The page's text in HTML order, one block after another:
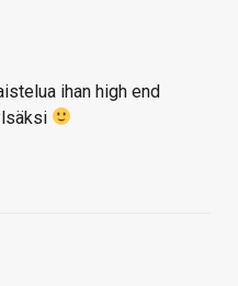
ihan high end